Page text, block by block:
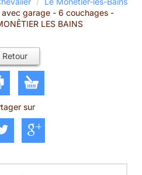
avec garage - 6 couchages -
LES BAINS
Retour
sur